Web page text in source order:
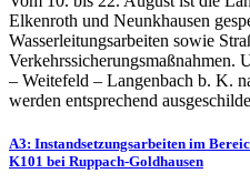
Elkenroth und Neunkhausen
Wasserleitungsarbeiten sowie
Verkehrssicherungsmaßnahmen.
– Weitefeld – Langenbach b. K.
werden entsprechend
A3: Instandsetzungsarbeiten im
K101 bei Ruppach-Goldhausen